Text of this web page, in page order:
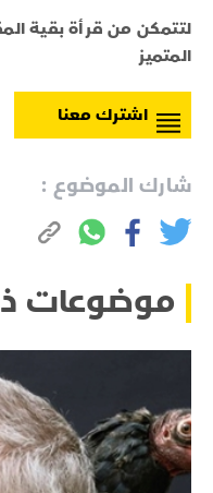
لتتمكن من قرأة بقية
المتميز
اشترك معنا
شارك الموضوع :
موضوعات